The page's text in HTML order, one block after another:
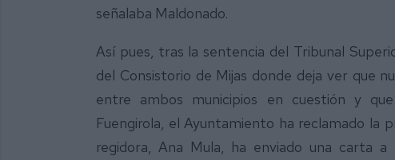
señalaba Maldonado.
Así pues, tras la sentencia del Tribunal
del Consistorio de Mijas donde deja ver que
entre ambos municipios en cuestión y
Fuengirola, el Ayuntamiento ha reclamado la
regidora, Ana Mula, ha enviado una carta